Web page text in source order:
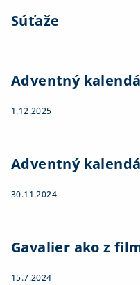
Súťaže
Adventný
1.12.2025
Adventný
30.11.2024
Gavalier ako z
15.7.2024